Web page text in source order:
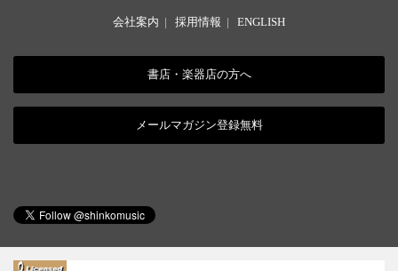
会社案内 | 採用情報 | ENGLISH
書店・楽器店の方へ
メールマガジン登録無料